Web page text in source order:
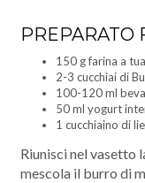
PREPARATO
150 g farina a
2-3 cucchiai di
100-120 ml
50 ml yogurt
1 cucchiaino di
Riunisci nel vasetto
mescola il burro di